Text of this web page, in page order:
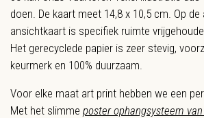
doen. De kaart meet 14,8 x 10,5 cm. Op
ansichtkaart is specifiek ruimte
Het gerecyclede papier is zeer stevig,
keurmerk en 100% duurzaam.
Voor elke maat art print hebben we een
Met het slimme poster ophangsysteem